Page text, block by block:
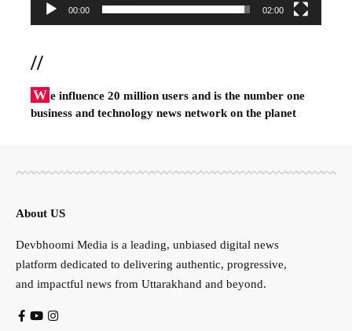
00:00 02:00
//
W e influence 20 million users and is the number one
business and technology news network on the planet
About US
Devbhoomi Media is a leading, unbiased digital news
platform dedicated to delivering authentic, progressive,
and impactful news from Uttarakhand and beyond.